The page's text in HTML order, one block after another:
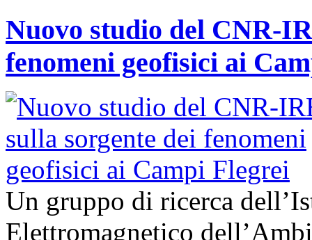
Nuovo studio del CNR-
fenomeni geofisici ai
Un gruppo di ricerca
Elettromagnetico